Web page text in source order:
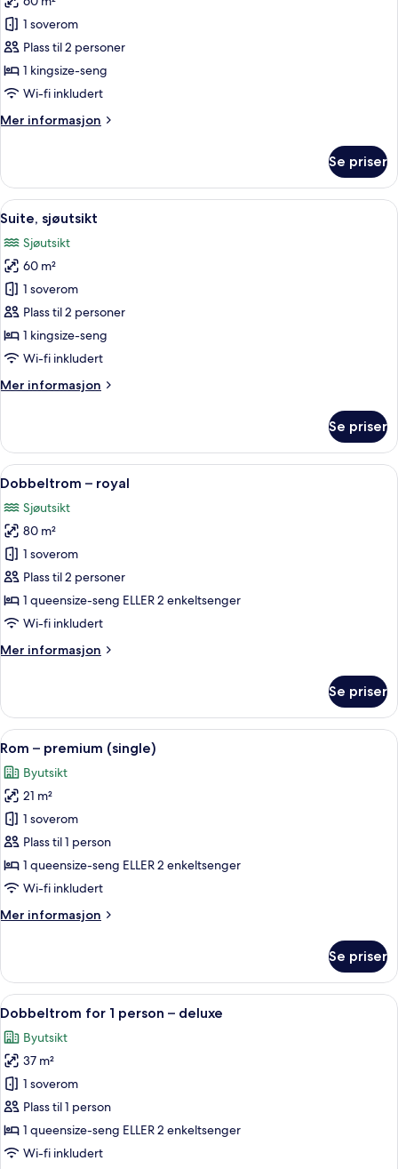
av
Suite
(Crown)
1 soverom
Plass til 2 personer
1 kingsize-seng
Wi-fi inkludert
Mer informasjon
Mer
(Crown)
Se priser
Åpne
alle
bildene
av
Suite,
sjøutsikt
1 soverom, sengetøy av topp
3
Suite, sjøutsikt
Sjøutsikt
60 m²
1 soverom
Plass til 2 personer
1 kingsize-seng
Wi-fi inkludert
Mer informasjon
Mer
sjøutsikt
Se priser
Åpne
alle
bildene
av
Dobbeltrom
–
royal
Dobbeltrom – royal | 1 soverom,
10
Dobbeltrom – royal
Sjøutsikt
80 m²
1 soverom
Plass til 2 personer
1 queensize-seng ELLER 2 enkeltsenger
Wi-fi inkludert
Mer informasjon
Mer
–
royal
Se priser
Åpne
alle
bildene
av
Rom
–
premium
(single)
1 soverom, sengetøy av topp
5
Rom – premium (single)
Byutsikt
21 m²
1 soverom
Plass til 1 person
1 queensize-seng ELLER 2 enkeltsenger
Wi-fi inkludert
Mer informasjon
Mer
–
premium
(single)
Se priser
Åpne
alle
bildene
av
Dobbeltrom
for
1
person
1 soverom, sengetøy av topp
3
Dobbeltrom for 1 person – deluxe
Byutsikt
37 m²
1 soverom
Plass til 1 person
1 queensize-seng ELLER 2 enkeltsenger
Wi-fi inkludert